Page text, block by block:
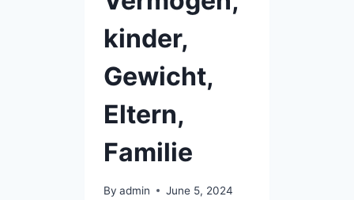
kinder,
Gewicht,
Eltern,
Familie
By admin June 5, 2024